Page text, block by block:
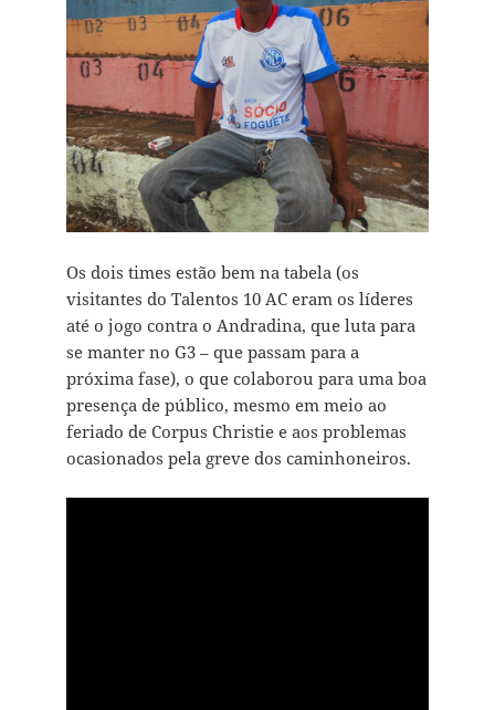
Os dois times estão bem na tabela (os
visitantes do Talentos 10 AC eram os líderes
até o jogo contra o Andradina, que luta para
se manter no G3 – que passam para a
próxima fase), o que colaborou para uma boa
presença de público, mesmo em meio ao
feriado de Corpus Christie e aos problemas
ocasionados pela greve dos caminhoneiros.